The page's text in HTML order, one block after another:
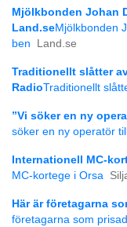
Mjölkbonden Johan
Land.seMjölkbonden
ben
Land.se
Traditionellt slåtter
RadioTraditionellt
”Vi söker en ny
söker en ny operatör
Internationell MC-
MC-kortege i Orsa
Här är företagarna
företagarna som